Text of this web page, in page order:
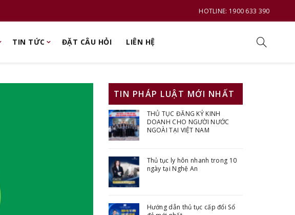
HOTLINE: 1900 633 390
TIN TỨC ĐẶT CÂU HỎI LIÊN HỆ
TIN PHÁP LUẬT MỚI NHẤT
THỦ TỤC ĐĂNG KÝ KINH
DOANH CHO NGƯỜI NƯỚC
NGOÀI TẠI VIỆT NAM
Thủ tục ly hôn nhanh trong 10
ngày tại Nghệ An
Hướng dẫn thủ tục cấp đổi Sổ